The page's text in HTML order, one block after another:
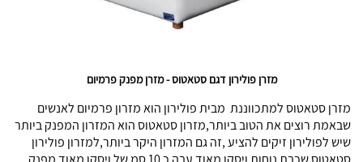
מזרן פולירון דגם סטאטוס - מזרן מפנק פרמיום
מזרן סטאטוס למתכווננת מבית פולירון הוא מזרון פרמיום לאנשים
שבאמת רוצים את הטוב ביותר,מזרון סטאטוס הוא המזרון המפנק ביותר
שיש לפולירון זיקים להציע ,זה גם המזרון היקר ביותר,למזרון פולירון